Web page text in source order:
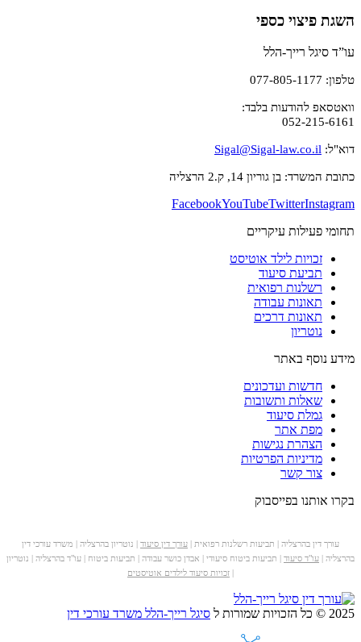
השגת פיצוי כספי
עו”ד סיגל רייך-הלל
טלפון: 077-805-1177
וואטסאפ להודעות בלבד:
052-215-6161
דוא"ל: Sigal@Sigal-law.co.il
כתובת המשרד: בן גוריון 14, ק.2 הרצליה
FacebookYouTubeTwitterInstagram
תחומי פעילות עיקריים
זכויות לילד אוטיסט
תביעת סיעוד
רשלנות רפואית
תאונות עבודה
תאונות דרכים
נוטריון
מידע נוסף באתר
חדשות ועדכונים
שאלות ותשובות
גמלת סיעוד
מפת אתר
הצהרת נגישות
מדיניות הפרטיות
צור קשר
בקרו אותנו בפייסבוק
עורך דין בהרצליה | תביעות רשלנות רפואית | עורך דין סיעוד | נוטריון בהרצליה | משרד עורכי דין
בהרצליה | עו"ד סיעוד | תביעות ביטוח סיעודי | אבדן כושר עבודה | תביעות ביטוח | עו"ד בהרצליה | נוטריון
| זכויות סיעוד לילדים אוטיסטים
2025 © כל הזכויות שמורות ל סיגל רייך-הלל משרד עורכי דין